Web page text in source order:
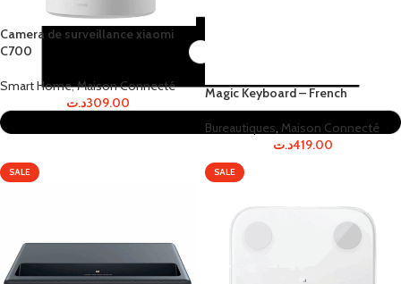
Camera de surveillance xiaomi
C700
Smart Home,Maison Connecté
309.00د.ت
Magic Keyboard – French
Bureautiques, Maison Connecté
419.00د.ت
SALE SALE